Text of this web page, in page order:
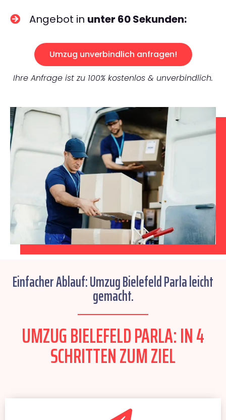
Angebot in unter 60 Sekunden:
Umzug unverbindlich anfragen!
Ihre Anfrage ist zu 100% kostenlos & unverbindlich.
Einfacher Ablauf: Umzug Bielefeld Parla leicht
gemacht.
UMZUG BIELEFELD PARLA: IN 4
SCHRITTEN ZUM ZIEL